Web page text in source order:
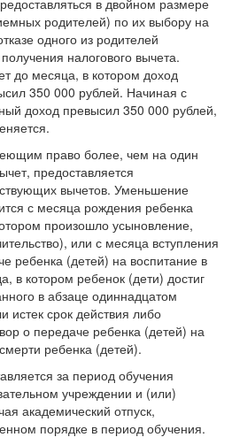
в двойном размере
родителей) по их выбору на
одного из родителей
налогового вычета.
до месяца, в котором доход
350 000 рублей. Начиная с
доход превысил 350 000 рублей,
право более, чем на один
предоставляется
вычетов. Уменьшение
с месяца рождения ребенка
произошло усыновление,
или с месяца вступления
ребенка (детей) на воспитание в
в котором ребенок (дети) достиг
в абзаце одиннадцатом
истек срок действия либо
о передаче ребенка (детей) на
ребенка (детей).
за период обучения
учреждении и (или)
академический отпуск,
порядке в период обучения.